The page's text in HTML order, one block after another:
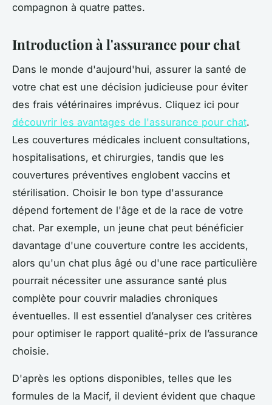
compagnon à quatre pattes.
Introduction à l'assurance pour chat
Dans le monde d'aujourd'hui, assurer la santé de
votre chat est une décision judicieuse pour éviter
des frais vétérinaires imprévus. Cliquez ici pour
découvrir les avantages de l'assurance pour chat.
Les couvertures médicales incluent consultations,
hospitalisations, et chirurgies, tandis que les
couvertures préventives englobent vaccins et
stérilisation. Choisir le bon type d'assurance
dépend fortement de l'âge et de la race de votre
chat. Par exemple, un jeune chat peut bénéficier
davantage d'une couverture contre les accidents,
alors qu'un chat plus âgé ou d'une race particulière
pourrait nécessiter une assurance santé plus
complète pour couvrir maladies chroniques
éventuelles. Il est essentiel d’analyser ces critères
pour optimiser le rapport qualité-prix de l’assurance
choisie.
D'après les options disponibles, telles que les
formules de la Macif, il devient évident que chaque